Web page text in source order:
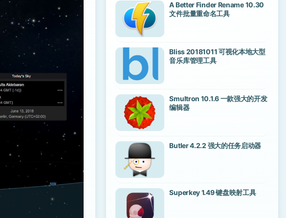
A Better Finder Rename 10.30
文件批量重命名工具
Bliss 20181011 可视化本地大型
音乐库管理工具
Smultron 10.1.6 一款强大的开发
编辑器
Butler 4.2.2 强大的任务启动器
Superkey 1.49 键盘映射工具